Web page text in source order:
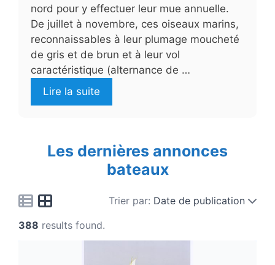
nord pour y effectuer leur mue annuelle.
De juillet à novembre, ces oiseaux marins,
reconnaissables à leur plumage moucheté
de gris et de brun et à leur vol
caractéristique (alternance de …
Lire la suite
Les dernières annonces
bateaux
Trier par: Date de publication
388 results found.